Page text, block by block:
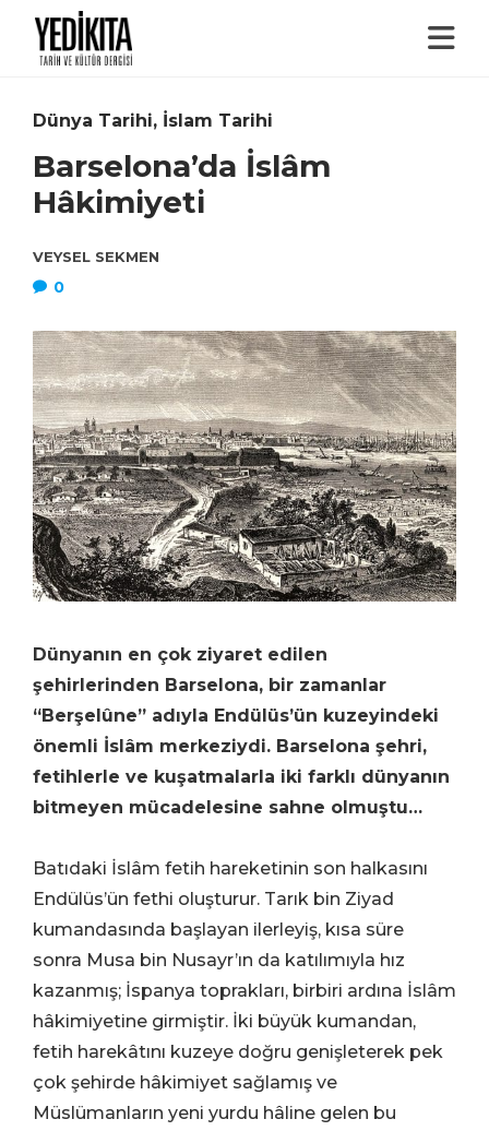
Dünya Tarihi, İslam Tarihi
Barselona’da İslâm
Hâkimiyeti
VEYSEL SEKMEN
0
Dünyanın en çok ziyaret edilen
şehirlerinden Barselona, bir zamanlar
“Berşelûne” adıyla Endülüs’ün kuzeyindeki
önemli İslâm merkeziydi. Barselona şehri,
fetihlerle ve kuşatmalarla iki farklı dünyanın
bitmeyen mücadelesine sahne olmuştu…
Batıdaki İslâm fetih hareketinin son halkasını
Endülüs’ün fethi oluşturur. Tarık bin Ziyad
kumandasında başlayan ilerleyiş, kısa süre
sonra Musa bin Nusayr’ın da katılımıyla hız
kazanmış; İspanya toprakları, birbiri ardına İslâm
hâkimiyetine girmiştir. İki büyük kumandan,
fetih harekâtını kuzeye doğru genişleterek pek
çok şehirde hâkimiyet sağlamış ve
Müslümanların yeni yurdu hâline gelen bu